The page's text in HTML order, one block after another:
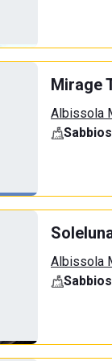
Mirage
Albissola
Albissola